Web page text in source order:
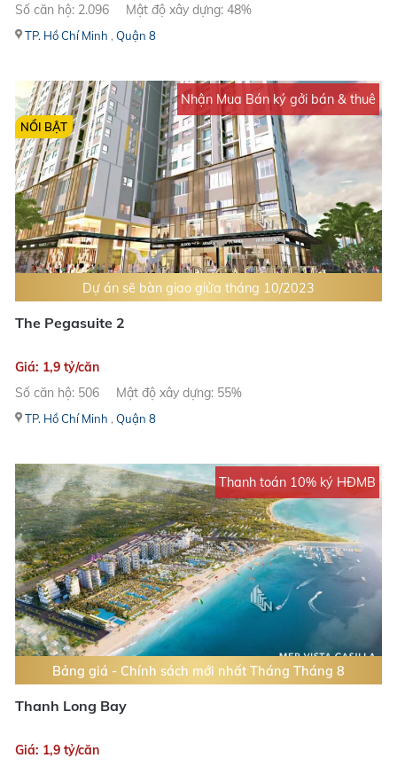
Số căn hộ: 2.096
Mật độ xây dựng: 48%
TP. Hồ Chí Minh , Quận 8
Nhận Mua Bán ký gởi bán & thuê
Dự án sẽ bàn giao giửa tháng 10/2023
NỔI BẬT
The Pegasuite 2
Giá: 1,9 tỷ/căn
Số căn hộ: 506
Mật độ xây dựng: 55%
TP. Hồ Chí Minh , Quận 8
Thanh toán 10% ký HĐMB
Bảng giá - Chính sách mới nhất Tháng Tháng 8
Thanh Long Bay
Giá: 1,9 tỷ/căn